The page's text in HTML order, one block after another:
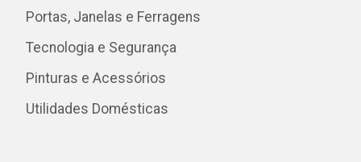
Portas, Janelas e Ferragens
Tecnologia e Segurança
Pinturas e Acessórios
Utilidades Domésticas